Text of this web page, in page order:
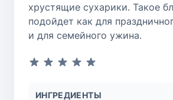
хрустящие сухарики. Такое
подойдет как для
и для семейного ужина.
ИНГРЕДИЕНТЫ